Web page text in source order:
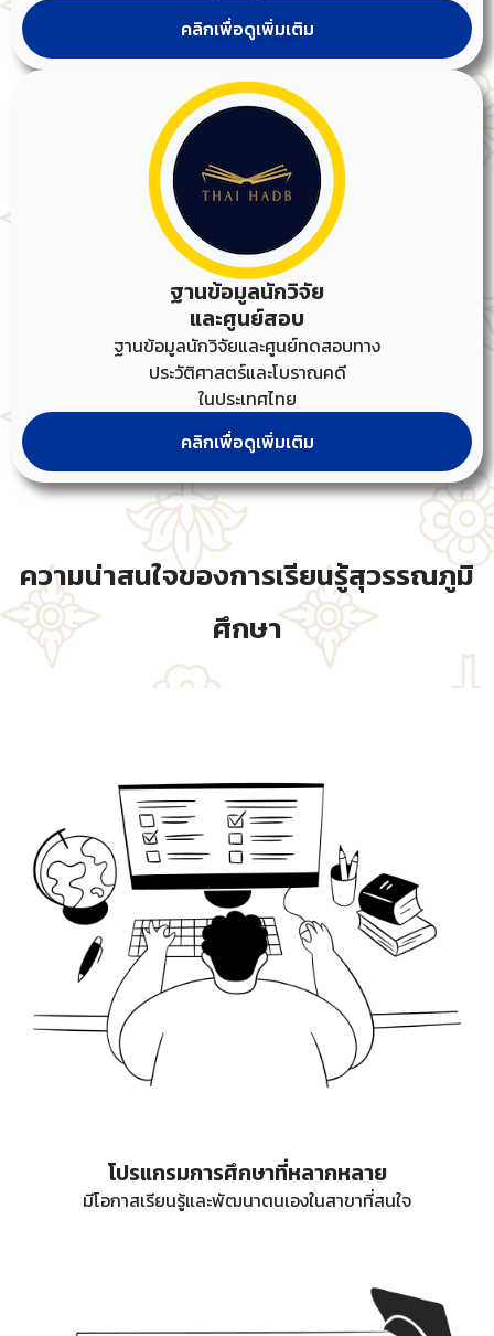
คลิกเพื่อดูเพิ่มเติม
ฐานข้อมูลนักวิจัย
และศูนย์สอบ
ฐานข้อมูลนักวิจัยและศูนย์ทดสอบทาง
ประวัติศาสตร์และโบราณคดี
ในประเทศไทย
คลิกเพื่อดูเพิ่มเติม
ความน่าสนใจของการเรียนรู้สุวรรณภูมิ
ศึกษา
โปรแกรมการศึกษาที่หลากหลาย
มีโอกาสเรียนรู้และพัฒนาตนเองในสาขาที่สนใจ